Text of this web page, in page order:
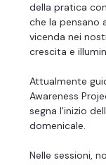
della pratica
che la pensano
vicenda nei
crescita e
Attualmente
Awareness
segna l'inizio
domenicale.
Nelle sessioni,